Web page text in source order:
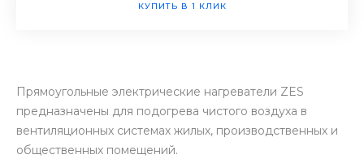
КУПИТЬ В 1 КЛИК
Прямоугольные электрические нагреватели ZES
предназначены для подогрева чистого воздуха в
вентиляционных системах жилых, производственных и
общественных помещений.